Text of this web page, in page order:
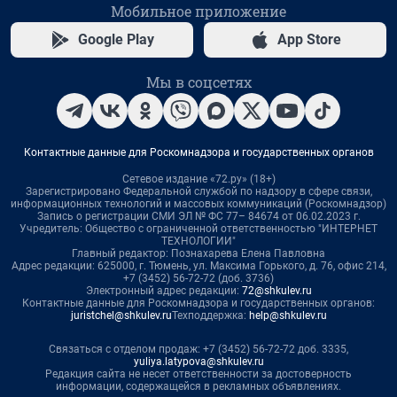
Мобильное приложение
Google Play App Store
Мы в соцсетях
Контактные данные для Роскомнадзора и государственных органов
Сетевое издание «72.ру» (18+)
Зарегистрировано Федеральной службой по надзору в сфере связи,
информационных технологий и массовых коммуникаций (Роскомнадзор)
Запись о регистрации СМИ ЭЛ № ФС 77– 84674 от 06.02.2023 г.
Учредитель: Общество с ограниченной ответственностью "ИНТЕРНЕТ
ТЕХНОЛОГИИ"
Главный редактор: Познахарева Елена Павловна
Адрес редакции: 625000, г. Тюмень, ул. Максима Горького, д. 76, офис 214,
+7 (3452) 56-72-72 (доб. 3736)
Электронный адрес редакции: 72@shkulev.ru
Контактные данные для Роскомнадзора и государственных органов:
juristchel@shkulev.ruТехподдержка: help@shkulev.ru
Связаться с отделом продаж: +7 (3452) 56-72-72 доб. 3335,
yuliya.latypova@shkulev.ru
Редакция сайта не несет ответственности за достоверность
информации, содержащейся в рекламных объявлениях.